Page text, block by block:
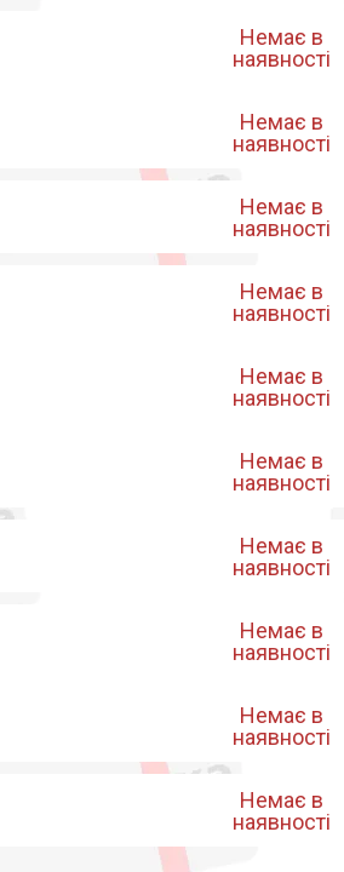
Немає в
наявності
Немає в
наявності
Немає в
наявності
Немає в
наявності
Немає в
наявності
Немає в
наявності
Немає в
наявності
Немає в
наявності
Немає в
наявності
Немає в
наявності